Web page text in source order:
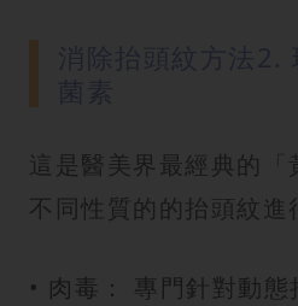
這是醫美界最經典的
不同性質的的抬頭紋進
• 肉毒： 專門針對動